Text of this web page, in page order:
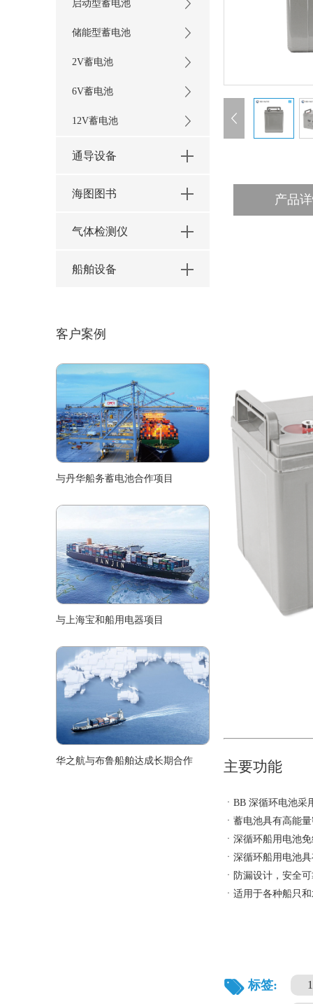
产品
主要功能
ㆍBB 深循环电池
ㆍ蓄电池具有高能
ㆍ深循环船用电池
ㆍ深循环船用电池
ㆍ防漏设计，安全
ㆍ适用于各种船只
标签:
启动型蓄电池
储能型蓄电池
2V蓄电池
6V蓄电池
12V蓄电池
通导设备
海图图书
气体检测仪
船舶设备
客户案例
与丹华船务蓄电池合作项目
与上海宝和船用电器项目
华之航与布鲁船舶达成长期合作